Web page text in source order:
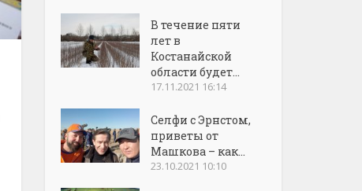
В течение пяти
лет в
Костанайской
области будет...
17.11.2021 16:14
Селфи с Эрнстом,
приветы от
Машкова – как...
23.10.2021 10:10